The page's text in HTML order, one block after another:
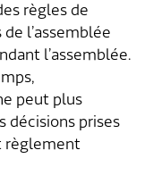
règles de
l’assemblée
l’assemblée.
peut plus
prises
règlement